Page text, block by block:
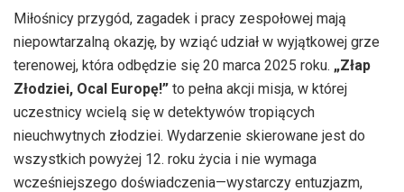
Miłośnicy przygód, zagadek i pracy zespołowej mają
niepowtarzalną okazję, by wziąć udział w wyjątkowej grze
terenowej, która odbędzie się 20 marca 2025 roku. „Złap
Złodziei, Ocal Europę!” to pełna akcji misja, w której
uczestnicy wcielą się w detektywów tropiących
nieuchwytnych złodziei. Wydarzenie skierowane jest do
wszystkich powyżej 12. roku życia i nie wymaga
wcześniejszego doświadczenia—wystarczy entuzjazm,